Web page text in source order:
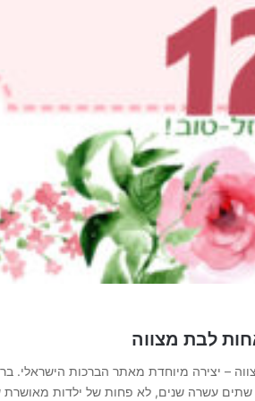
לבת מצווה
– יצירה מיוחדת מאתר הברכות הישראלי.
שתים עשרה שנים, לא פחות של ילדות